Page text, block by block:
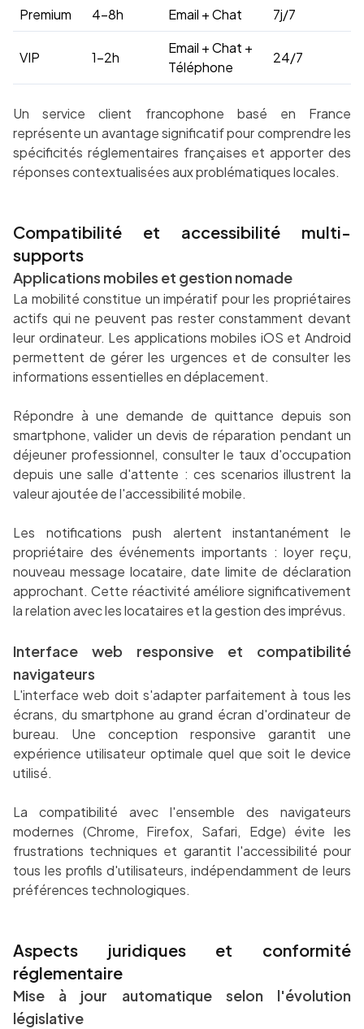
Premium 4-8h Email + Chat 7j/7
VIP 1-2h
Email + Chat +
Téléphone
24/7
Un service client francophone basé en France
représente un avantage significatif pour comprendre les
spécificités réglementaires françaises et apporter des
réponses contextualisées aux problématiques locales.
Compatibilité et accessibilité multi-
supports
Applications mobiles et gestion nomade
La mobilité constitue un impératif pour les propriétaires
actifs qui ne peuvent pas rester constamment devant
leur ordinateur. Les applications mobiles iOS et Android
permettent de gérer les urgences et de consulter les
informations essentielles en déplacement.
Répondre à une demande de quittance depuis son
smartphone, valider un devis de réparation pendant un
déjeuner professionnel, consulter le taux d'occupation
depuis une salle d'attente : ces scenarios illustrent la
valeur ajoutée de l'accessibilité mobile.
Les notifications push alertent instantanément le
propriétaire des événements importants : loyer reçu,
nouveau message locataire, date limite de déclaration
approchant. Cette réactivité améliore significativement
la relation avec les locataires et la gestion des imprévus.
Interface web responsive et compatibilité
navigateurs
L'interface web doit s'adapter parfaitement à tous les
écrans, du smartphone au grand écran d'ordinateur de
bureau. Une conception responsive garantit une
expérience utilisateur optimale quel que soit le device
utilisé.
La compatibilité avec l'ensemble des navigateurs
modernes (Chrome, Firefox, Safari, Edge) évite les
frustrations techniques et garantit l'accessibilité pour
tous les profils d'utilisateurs, indépendamment de leurs
préférences technologiques.
Aspects juridiques et conformité
réglementaire
Mise à jour automatique selon l'évolution
législative